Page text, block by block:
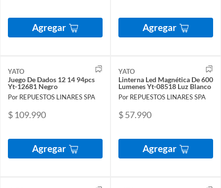
Agregar Agregar
YATO
Juego De Dados 12 14 94pcs
Yt-12681 Negro
Por REPUESTOS LINARES SPA
$ 109.990
Agregar
YATO
Linterna Led Magnética De 600
Lumenes Yt-08518 Luz Blanco
Por REPUESTOS LINARES SPA
$ 57.990
Agregar